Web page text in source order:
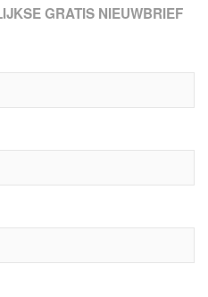
GRATIS NIEUWBRIEF